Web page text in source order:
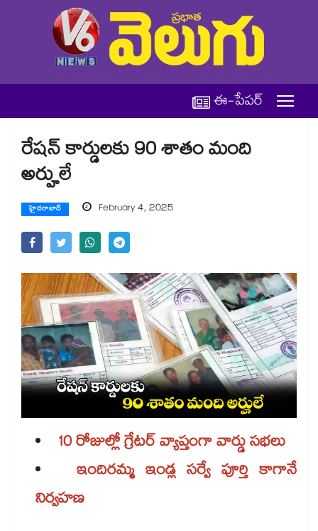
ఈ-పేపర్
రేషన్​ కార్డులకు 90 శాతం మంది
అర్హులే
హైదరాబాద్ February 4, 2025
10 రోజుల్లో గ్రేటర్​ వ్యాప్తంగా వార్డు సభలు
ఇందిరమ్మ ఇండ్ల సర్వే పూర్తి కాగానే
నిర్వహణ